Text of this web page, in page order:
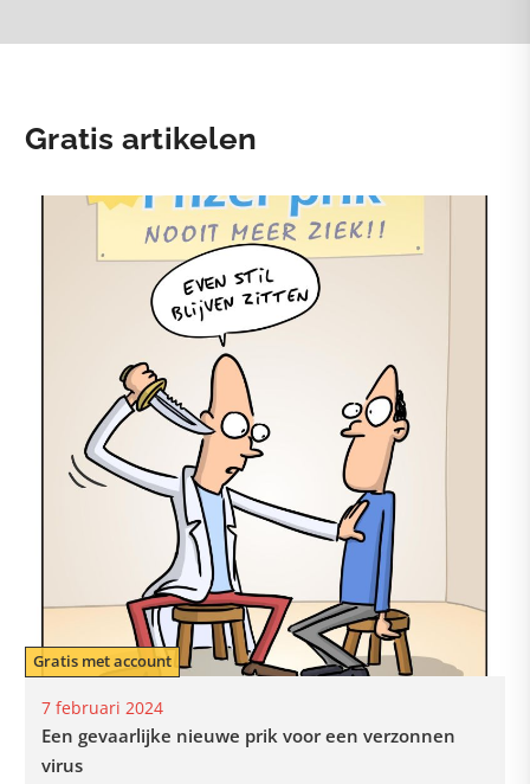
Gratis artikelen
7 februari 2024
Gratis met account
Een gevaarlijke nieuwe prik voor een verzonnen
virus